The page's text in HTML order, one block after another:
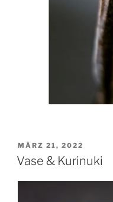
VERÖFFENTLICHT
AM
MÄRZ 21, 2022
Vase & Kurinuki